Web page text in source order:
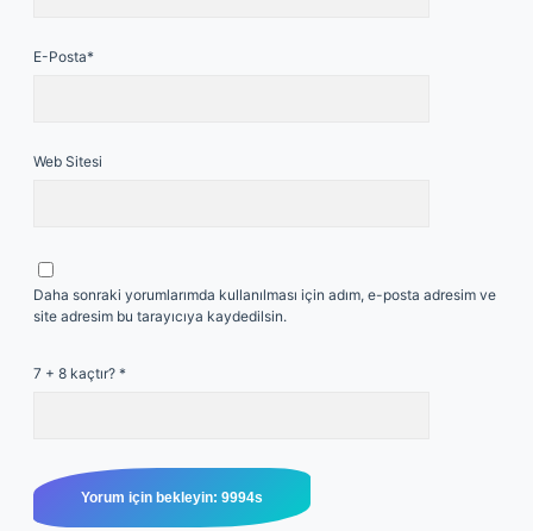
E-Posta*
Web Sitesi
Daha sonraki yorumlarımda kullanılması için adım, e-posta adresim ve
site adresim bu tarayıcıya kaydedilsin.
7 + 8 kaçtır? *